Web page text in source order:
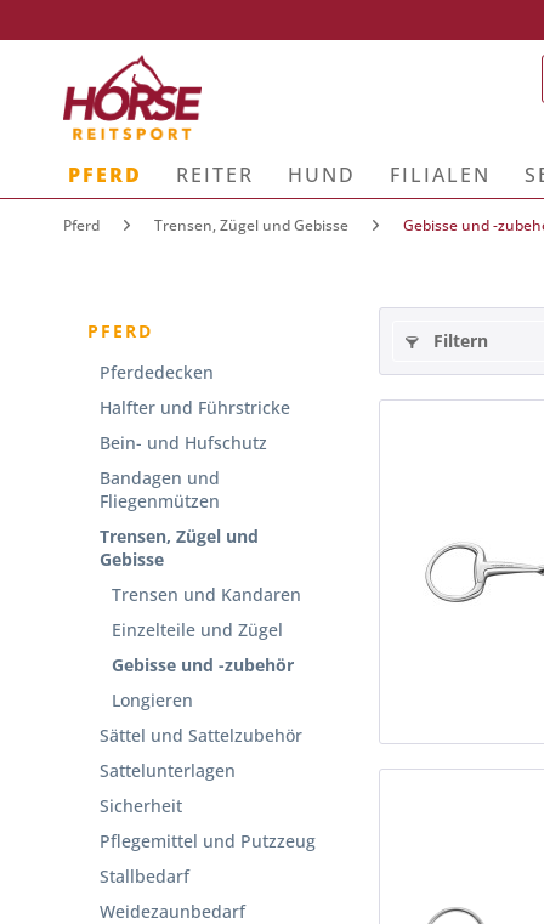
PFERD REITER HUND FILIALEN
Pferd Trensen, Zügel und Gebisse Gebisse und -
PFERD
Pferdedecken
Halfter und Führstricke
Bein- und Hufschutz
Bandagen und
Fliegenmützen
Trensen, Zügel und
Gebisse
Trensen und Kandaren
Einzelteile und Zügel
Gebisse und -zubehör
Longieren
Sättel und Sattelzubehör
Sattelunterlagen
Sicherheit
Pflegemittel und Putzzeug
Stallbedarf
Weidezaunbedarf
Filtern